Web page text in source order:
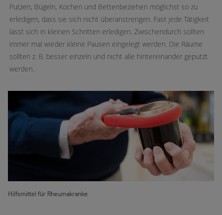
Putzen, Bügeln, Kochen und Bettenbeziehen möglichst so zu
erledigen, dass sie sich nicht überanstrengen. Fast jede Tätigkeit
lässt sich in kleinen Schritten erledigen. Zwischendurch sollten
immer mal wieder kleine Pausen eingelegt werden. Die Räume
sollten z. B. besser einzeln und nicht alle hintereinander geputzt
werden.
Hilfsmittel für Rheumakranke